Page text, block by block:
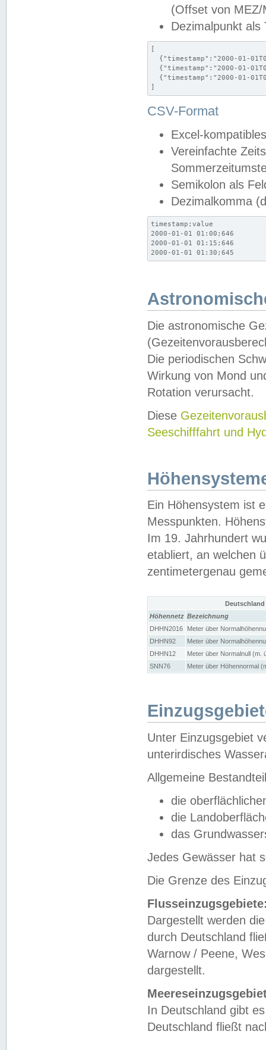
(Offset von MEZ/
Dezimalpunkt als
[
{"timestamp":"2000-01-
{"timestamp":"2000-01-
{"timestamp":"2000-01-
]
CSV-Format
Excel-
Vereinfachte
Semikolon als
Dezimalkomma
timestamp;value
2000-01-01 01:00;646
2000-01-01 01:15;646
2000-01-01 01:30;645
Die astronomische
Die periodischen
Wirkung von Mond
Rotation verursacht.
Diese
Seeschifffahrt und
Ein Höhensystem ist
Messpunkten.
Im 19. Jahrhundert
etabliert, an welchen
zentimetergenau
Höhennetz Bezeichnung
DHHN2016
Meter über
DHHN92
Meter über
DHHN12
Meter über Normalnull (m.
SNN76
Meter über Höhennormal
Unter Einzugsgebiet
unterirdisches
Allgemeine
die
die
das
Jedes Gewässer hat
Die Grenze des
Dargestellt werden
durch Deutschland
Warnow / Peene,
dargestellt.
In Deutschland gibt
Deutschland fließt